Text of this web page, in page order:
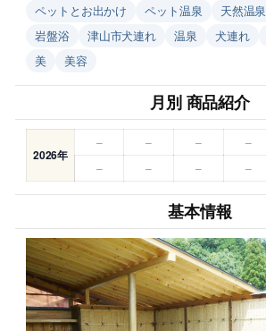
ペットとお出かけ
ペット温泉 天然温泉
岩盤浴
津山市犬連れ 温泉 犬連れ
美
美容
月別 商品紹介
2026年
– – – –
–
– – –
基本情報